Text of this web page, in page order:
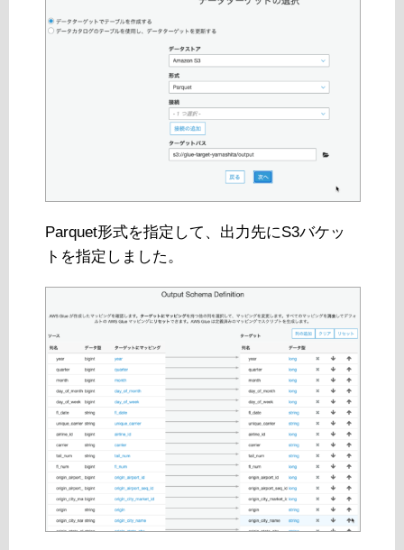
Parquet形式を指定して、出力先にS3バケッ
トを指定しました。